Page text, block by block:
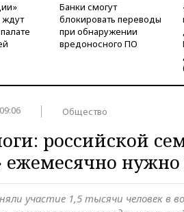
ждут
Банки смогут
блокировать переводы
при обнаружении
вредоносного ПО
Общество
российской
ежемесячно
участие 1,5 тысячи человек в